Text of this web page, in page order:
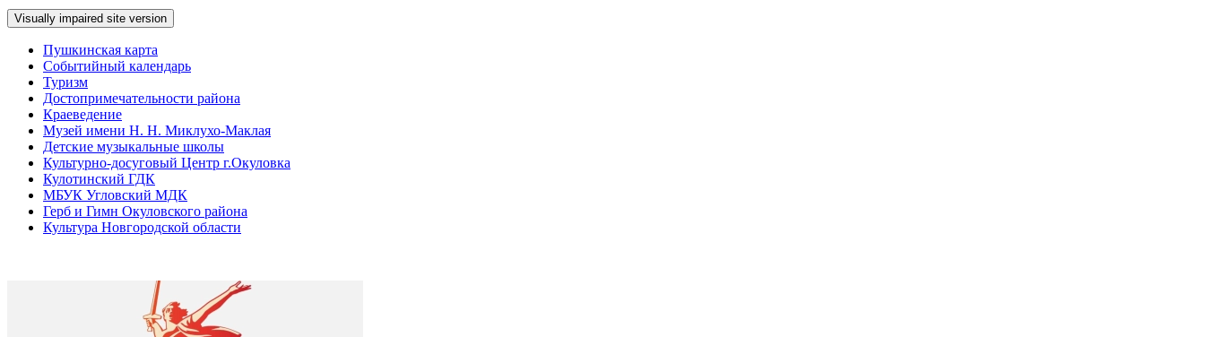
Пушкинская карта
Событийный календарь
Туризм
Достопримечательности района
Краеведение
Музей имени Н. Н. Миклухо-Маклая
Детские музыкальные школы
Культурно-досуговый Центр г.Окуловка
Кулотинский ГДК
МБУК Угловский МДК
Герб и Гимн Окуловского района
Культура Новгородской области